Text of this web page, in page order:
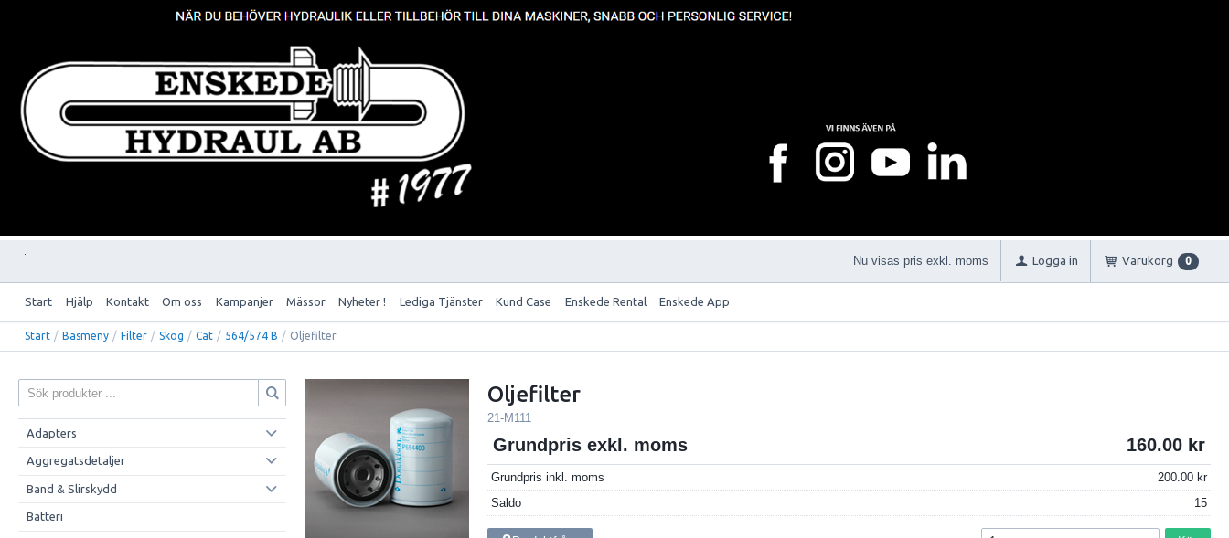
Nu visas pris exkl. moms Logga in Varukorg 0
Start Hjälp Kontakt Om oss Kampanjer Mässor Nyheter ! Lediga Tjänster Kund Case Enskede Rental Enskede App
Start / Basmeny / Filter / Skog / Cat / 564/574 B / Oljefilter
Adapters
Aggregatsdetaljer
Band & Slirskydd
Batteri
Oljefilter
21-M111
Grundpris exkl. moms 160.00
Grundpris inkl. moms
200.00
Saldo
15